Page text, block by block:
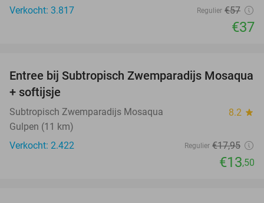
Verkocht: 3.817
Regulier €57
€37
25%
Entree bij Subtropisch Zwemparadijs Mosaqua
+ softijsje
Subtropisch Zwemparadijs Mosaqua 8.2 star
Gulpen (11 km)
Verkocht: 2.422
Regulier €17,95
€13,50